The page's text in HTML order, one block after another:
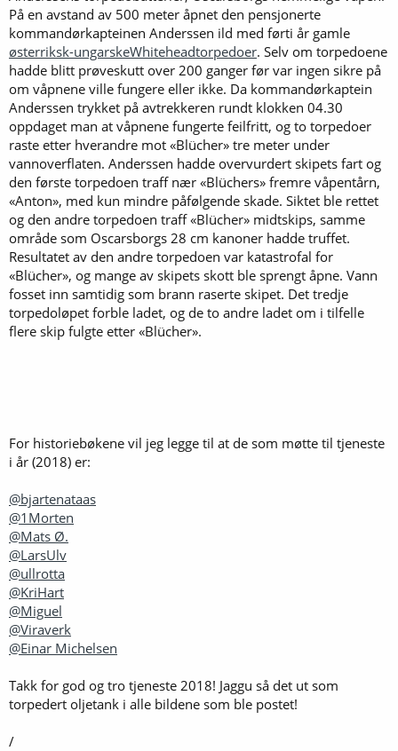
På en avstand av 500 meter åpnet den pensjonerte
kommandørkapteinen Anderssen ild med førti år gamle
østerriksk-ungarskeWhiteheadtorpedoer. Selv om torpedoene
hadde blitt prøveskutt over 200 ganger før var ingen sikre på
om våpnene ville fungere eller ikke. Da kommandørkaptein
Anderssen trykket på avtrekkeren rundt klokken 04.30
oppdaget man at våpnene fungerte feilfritt, og to torpedoer
raste etter hverandre mot «Blücher» tre meter under
vannoverflaten. Anderssen hadde overvurdert skipets fart og
den første torpedoen traff nær «Blüchers» fremre våpentårn,
«Anton», med kun mindre påfølgende skade. Siktet ble rettet
og den andre torpedoen traff «Blücher» midtskips, samme
område som Oscarsborgs 28 cm kanoner hadde truffet.
Resultatet av den andre torpedoen var katastrofal for
«Blücher», og mange av skipets skott ble sprengt åpne. Vann
fosset inn samtidig som brann raserte skipet. Det tredje
torpedoløpet forble ladet, og de to andre ladet om i tilfelle
flere skip fulgte etter «Blücher».
For historiebøkene vil jeg legge til at de som møtte til tjeneste
i år (2018) er:
@bjartenataas
@1Morten
@Mats Ø.
@LarsUlv
@ullrotta
@KriHart
@Miguel
@Viraverk
@Einar Michelsen
Takk for god og tro tjeneste 2018! Jaggu så det ut som
torpedert oljetank i alle bildene som ble postet!
/